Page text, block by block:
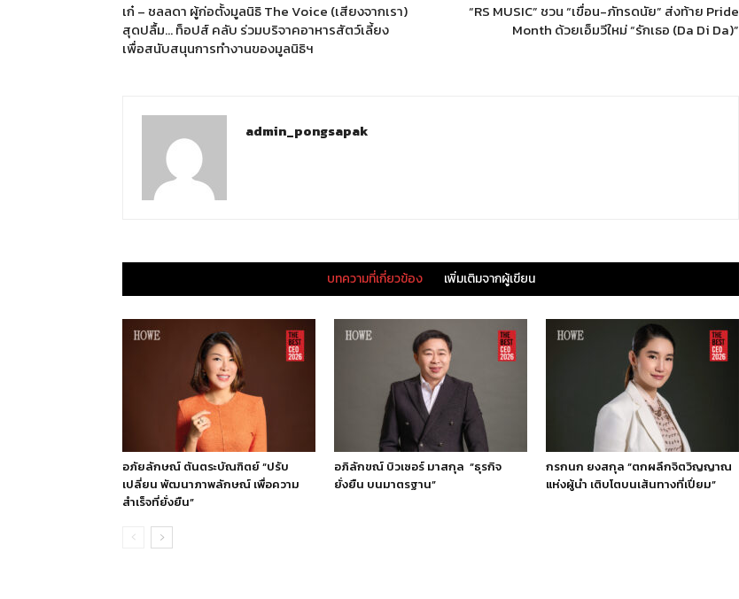
เก๋ – ชลลดา ผู้ก่อตั้งมูลนิธิ The Voice (เสียงจากเรา)
สุดปลื้ม… ท็อปส์ คลับ ร่วมบริจาคอาหารสัตว์เลี้ยง
เพื่อสนับสนุนการทำงานของมูลนิธิฯ
“RS MUSIC” ชวน “เขื่อน-ภัทรดนัย” ส่งท้าย Pride
Month ด้วยเอ็มวีใหม่ “รักเธอ (Da Di Da)”
admin_pongsapak
บทความที่เกี่ยวข้อง เพิ่มเติมจากผู้เขียน
อภัยลักษณ์ ตันตระบัณฑิตย์ “ปรับ
เปลี่ยน พัฒนาภาพลักษณ์ เพื่อความ
สำเร็จที่ยั่งยืน”
อภิลักขณ์ บิวเซอร์ มาสกุล “ธุรกิจ
ยั่งยืน บนมาตรฐาน”
กรกนก ยงสกุล “ตกผลึกจิตวิญญาณ
แห่งผู้นำ เติบโตบนเส้นทางที่เปี่ยม”